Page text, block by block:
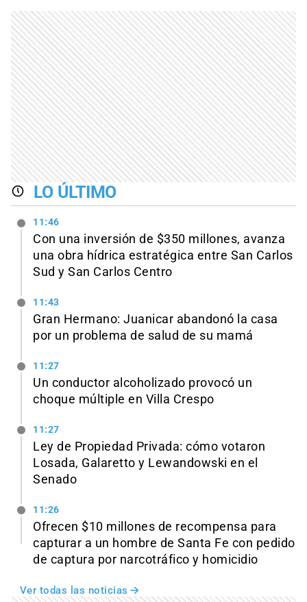
LO ÚLTIMO
11:46
Con una inversión de $350 millones, avanza
una obra hídrica estratégica entre San Carlos
Sud y San Carlos Centro
11:43
Gran Hermano: Juanicar abandonó la casa
por un problema de salud de su mamá
11:27
Un conductor alcoholizado provocó un
choque múltiple en Villa Crespo
11:27
Ley de Propiedad Privada: cómo votaron
Losada, Galaretto y Lewandowski en el
Senado
11:26
Ofrecen $10 millones de recompensa para
capturar a un hombre de Santa Fe con pedido
de captura por narcotráfico y homicidio
Ver todas las noticias